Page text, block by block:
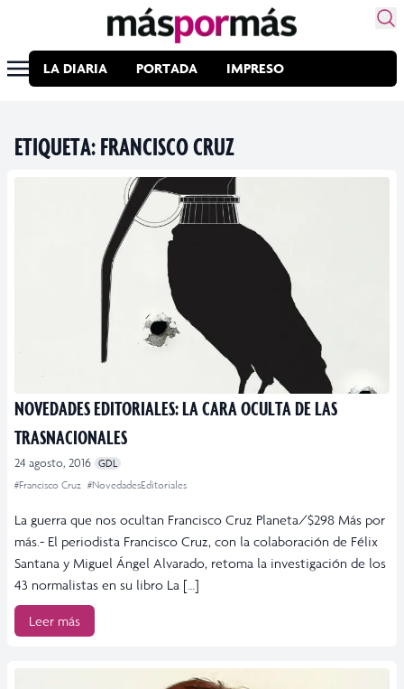
LA DIARIA PORTADA IMPRESO
ETIQUETA:FRANCISCO CRUZ
NOVEDADES EDITORIALES: LA CARA OCULTA DE LAS
TRASNACIONALES
24 agosto, 2016 GDL
#Francisco Cruz #NovedadesEditoriales
La guerra que nos ocultan Francisco Cruz Planeta/$298 Más por
más.- El periodista Francisco Cruz, con la colaboración de Félix
Santana y Miguel Ángel Alvarado, retoma la investigación de los
43 normalistas en su libro La […]
Leer más